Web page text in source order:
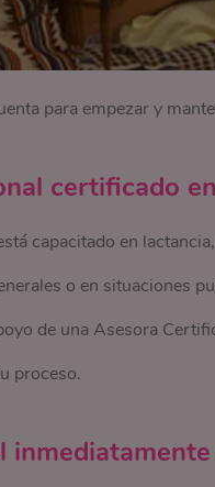
para empezar y
certificado
capacitado en
o en situaciones
de una Asesora
proceso.